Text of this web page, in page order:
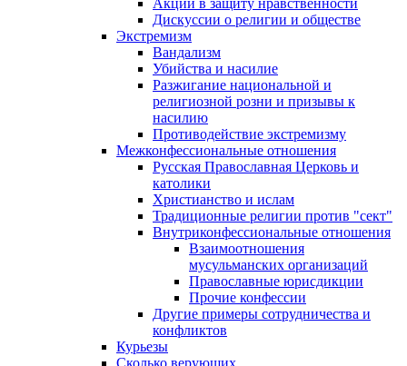
Акции в защиту нравственности
Дискуссии о религии и обществе
Экстремизм
Вандализм
Убийства и насилие
Разжигание национальной и
религиозной розни и призывы к
насилию
Противодействие экстремизму
Межконфессиональные отношения
Русская Православная Церковь и
католики
Христианство и ислам
Традиционные религии против "сект"
Внутриконфессиональные отношения
Взаимоотношения
мусульманских организаций
Православные юрисдикции
Прочие конфессии
Другие примеры сотрудничества и
конфликтов
Курьезы